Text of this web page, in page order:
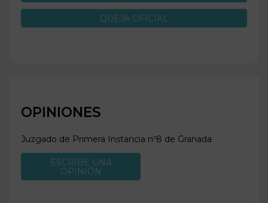
QUEJA OFICIAL
OPINIONES
Juzgado de Primera Instancia nº8 de Granada
ESCRIBE UNA
OPINIÓN